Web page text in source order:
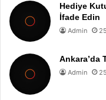
Hediye
İfade Edin
Admin
Ankara’da
Admin